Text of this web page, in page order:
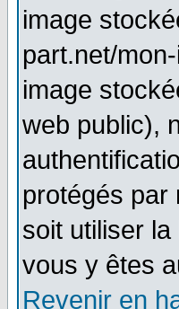
image
part.net/
image
web public),
protégés par
soit utiliser
vous y êtes
Revenir en